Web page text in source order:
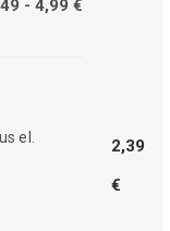
- 4,99 €
el.
2,39
€